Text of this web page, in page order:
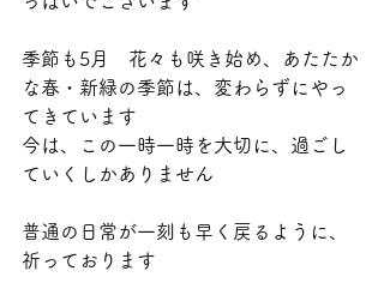
季節も5月　花々も咲き始め、あたたか
な春・新緑の季節は、変わらずにやっ
てきています
今は、この一時一時を大切に、過ごし
ていくしかありません
普通の日常が一刻も早く戻るように、
祈っております